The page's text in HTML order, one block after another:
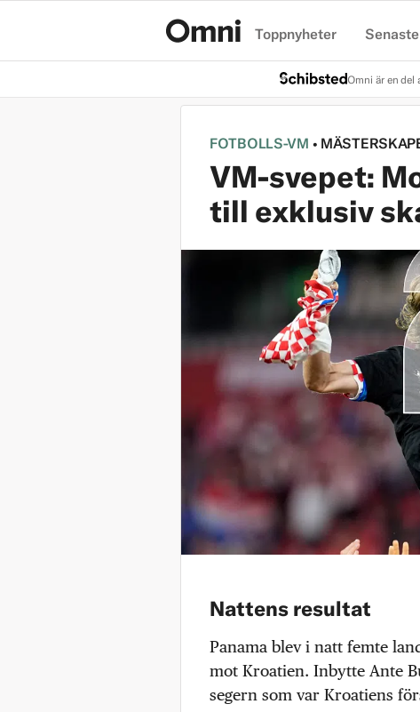
Toppnyheter
Omni är en del
FOTBOLLS-VM •
VM-svepet:
till exklusiv
Nattens resultat
Panama blev i natt femte
mot Kroatien. Inbytte Ante
segern som var Kroatiens